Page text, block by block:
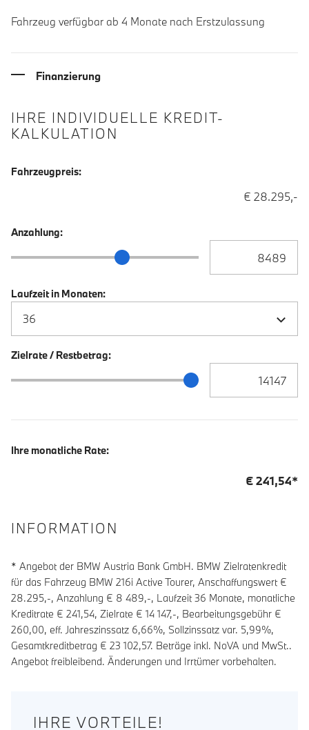
Fahrzeug verfügbar ab 4 Monate nach Erstzulassung
Finanzierung
IHRE INDIVIDUELLE KREDIT-
KALKULATION
Fahrzeugpreis:
€ 28.295,-
Anzahlung:
Anzahlung Schieberegler
Laufzeit in Monaten:
Zielrate / Restbetrag:
Zielrate / Restbetrag Schieberegler
Ihre monatliche Rate:
€241,54*
INFORMATION
* Angebot der BMW Austria Bank GmbH. BMW Zielratenkredit
für das Fahrzeug BMW 216i Active Tourer, Anschaffungswert €
28.295,-, Anzahlung € 8 489,-, Laufzeit36 Monate, monatliche
Kreditrate € 241,54, Zielrate € 14 147,-, Bearbeitungsgebühr €
260,00, eff. Jahreszinssatz 6,66%, Sollzinssatz var. 5,99%,
Gesamtkreditbetrag € 23 102,57. Beträge inkl. NoVA und MwSt..
Angebot freibleibend. Änderungen und Irrtümer vorbehalten.
IHRE VORTEILE!